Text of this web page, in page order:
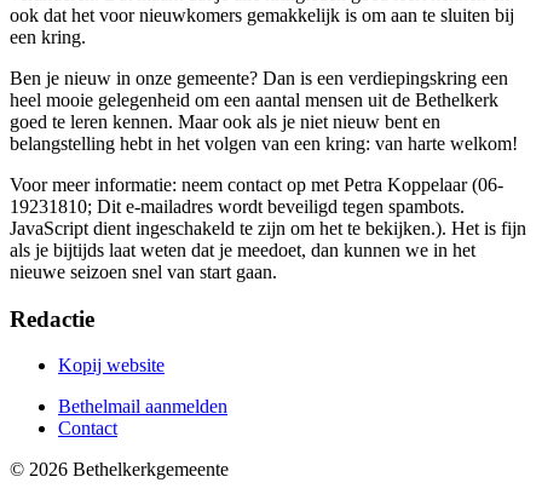
ook dat het voor nieuwkomers gemakkelijk is om aan te sluiten bij
een kring.
Ben je nieuw in onze gemeente? Dan is een verdiepingskring een
heel mooie gelegenheid om een aantal mensen uit de Bethelkerk
goed te leren kennen. Maar ook als je niet nieuw bent en
belangstelling hebt in het volgen van een kring: van harte welkom!
Voor meer informatie: neem contact op met Petra Koppelaar (06-
19231810; Dit e-mailadres wordt beveiligd tegen spambots.
JavaScript dient ingeschakeld te zijn om het te bekijken.). Het is fijn
als je bijtijds laat weten dat je meedoet, dan kunnen we in het
nieuwe seizoen snel van start gaan.
Redactie
Kopij website
Bethelmail aanmelden
Contact
© 2026 Bethelkerk­gemeente